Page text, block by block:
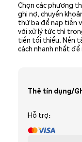
Chọn các phương
ghi nợ, chuyển
thứ ba để nạp tiền
với xử lý tức thì
tiền tối thiểu. Nền
cách nhanh nhất để
Thẻ tín dụng/
Hỗ trợ: